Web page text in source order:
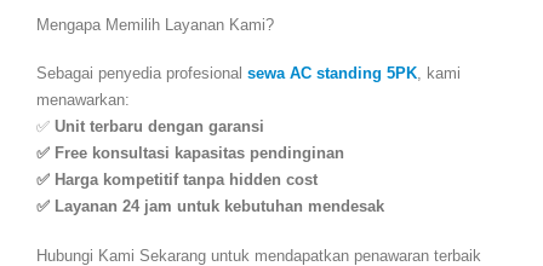
Mengapa Memilih Layanan Kami?
Sebagai penyedia profesional sewa AC standing 5PK, kami
menawarkan:
✅ Unit terbaru dengan garansi
✅ Free konsultasi kapasitas pendinginan
✅ Harga kompetitif tanpa hidden cost
✅ Layanan 24 jam untuk kebutuhan mendesak
Hubungi Kami Sekarang untuk mendapatkan penawaran terbaik